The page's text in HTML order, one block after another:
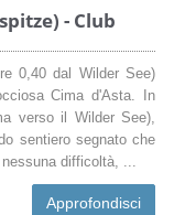
- Club
0,40 dal Wilder See)
Cima d'Asta. In
verso il Wilder See),
sentiero segnato che
difficoltà, ...
Approfondisci